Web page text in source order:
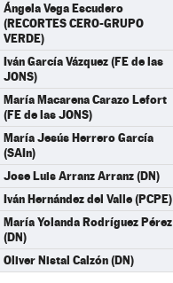
Ángela Vega Escudero
(RECORTES CERO-GRUPO
VERDE)
Iván García Vázquez (FE de las
JONS)
María Macarena Carazo Lefort
(FE de las JONS)
María Jesús Herrero García
(SAIn)
Jose Luis Arranz Arranz (DN)
Iván Hernández del Valle (PCPE)
María Yolanda Rodríguez Pérez
(DN)
Oliver Nistal Calzón (DN)